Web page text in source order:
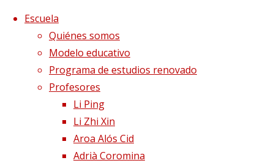
Saltar al contenido
Escuela
Quiénes somos
Modelo educativo
Programa de estudios renovado
Profesores
Li Ping
Li Zhi Xin
Aroa Alós Cid
Adrià Coromina